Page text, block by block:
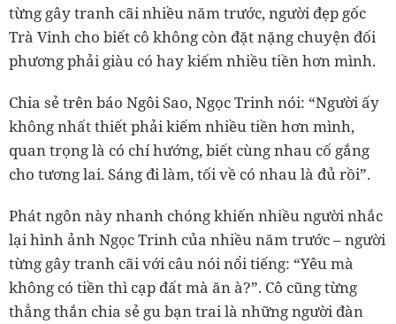
từng gây tranh cãi nhiều năm trước, người đẹp gốc
Trà Vinh cho biết cô không còn đặt nặng chuyện đối
phương phải giàu có hay kiếm nhiều tiền hơn mình.
Chia sẻ trên báo Ngôi Sao, Ngọc Trinh nói: “Người ấy
không nhất thiết phải kiếm nhiều tiền hơn mình,
quan trọng là có chí hướng, biết cùng nhau cố gắng
cho tương lai. Sáng đi làm, tối về có nhau là đủ rồi”.
Phát ngôn này nhanh chóng khiến nhiều người nhắc
lại hình ảnh Ngọc Trinh của nhiều năm trước – người
từng gây tranh cãi với câu nói nổi tiếng: “Yêu mà
không có tiền thì cạp đất mà ăn à?”. Cô cũng từng
thẳng thắn chia sẻ gu bạn trai là những người đàn